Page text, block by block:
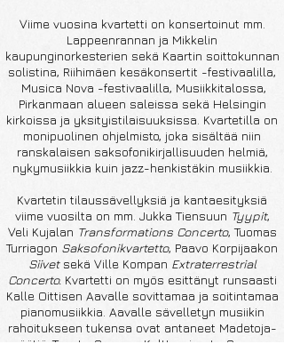
Viime vuosina kvartetti on konsertoinut mm.
Lappeenrannan ja Mikkelin
kaupunginorkesterien sekä Kaartin soittokunnan
solistina, Riihimäen kesäkonsertit -festivaalilla,
Musica Nova -festivaalilla, Musiikkitalossa,
Pirkanmaan alueen saleissa sekä Helsingin
kirkoissa ja yksityistilaisuuksissa. Kvartetilla on
monipuolinen ohjelmisto, joka sisältää niin
ranskalaisen saksofonikirjallisuuden helmiä,
nykymusiikkia kuin jazz-henkistäkin musiikkia.
Kvartetin tilaussävellyksiä ja kantaesityksiä
viime vuosilta on mm. Jukka Tiensuun Tyypit,
Veli Kujalan Transformations Concerto, Tuomas
Turriagon Saksofonikvartetto, Paavo Korpijaakon
Siivetsekä Ville Kompan Extraterrestrial
Concerto. Kvartetti on myös esittänyt runsaasti
Kalle Oittisen Aavalle sovittamaa ja soitintamaa
pianomusiikkia. Aavalle sävelletyn musiikin
rahoitukseen tukensa ovat antaneet Madetoja-
säätiö, Teosto, Suomen Kulttuurirasto, Suomen